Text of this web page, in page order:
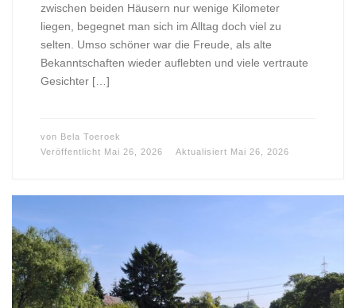
zwischen beiden Häusern nur wenige Kilometer
liegen, begegnet man sich im Alltag doch viel zu
selten. Umso schöner war die Freude, als alte
Bekanntschaften wieder auflebten und viele vertraute
Gesichter […]
von Bela Toeroek
Veröffentlicht Mai 26, 2026 Aktualisiert Mai 26, 2026